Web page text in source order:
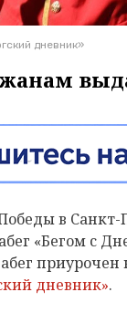
дневник»
в Санкт-
«Бегом с
дневник».